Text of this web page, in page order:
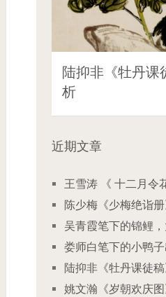
陆抑非《牡丹课
析
近期文章
王雪涛 《 十二月令
陈少梅《少梅绝诣
吴青霞笔下的锦鲤
娄师白笔下的小鸭
陆抑非《牡丹课徒
姚文瀚《岁朝欢庆